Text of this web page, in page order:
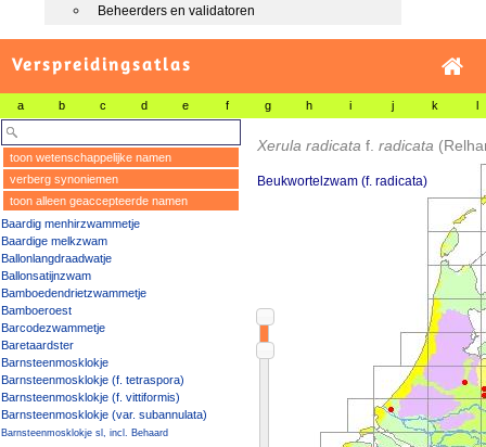
Beheerders en validatoren
Verspreidingsatlas
a b c d e f g h i j k l
toon wetenschappelijke namen
verberg synoniemen
toon alleen geaccepteerde namen
Baardig menhirzwammetje
Baardige melkzwam
Ballonlangdraadwatje
Ballonsatijnzwam
Bamboedendrietzwammetje
Bamboeroest
Barcodezwammetje
Baretaardster
Barnsteenmosklokje
Barnsteenmosklokje (f. tetraspora)
Barnsteenmosklokje (f. vittiformis)
Barnsteenmosklokje (var. subannulata)
Barnsteenmosklokje sl, incl. Behaard
Xerula radicata f. radicata
Beukwortelzwam (f. radicata)